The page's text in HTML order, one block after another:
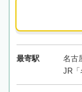
最寄駅
名古
JR「